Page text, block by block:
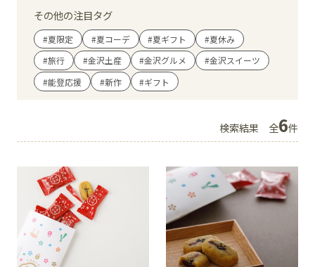
レストラン・カフェ
ショップニュース
アクセス・パーキング
館内サービス
施設からのお知らせ
スタッフ募集
その他の注目タグ
#夏限定 #夏コーデ #夏ギフト
#夏休み
#旅行
#金沢土産 #金沢グルメ
#金沢スイーツ
#能登応援
#新作 #ギフト
検索結果 全6件